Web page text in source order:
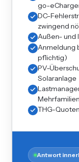
go-
DC-
zwingend
Außen- und
Anmeldung
pflichtig)
PV-
Solaranlage
THG-
Antwort